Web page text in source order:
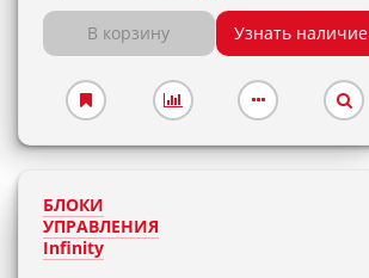
В корзину Узнать наличие
БЛОКИ
УПРАВЛЕНИЯ
Infinity